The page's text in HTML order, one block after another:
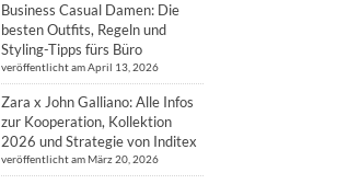
Business Casual Damen: Die
besten Outfits, Regeln und
Styling-Tipps fürs Büro
veröffentlicht am April 13, 2026
Zara x John Galliano: Alle Infos
zur Kooperation, Kollektion
2026 und Strategie von Inditex
veröffentlicht am März 20, 2026